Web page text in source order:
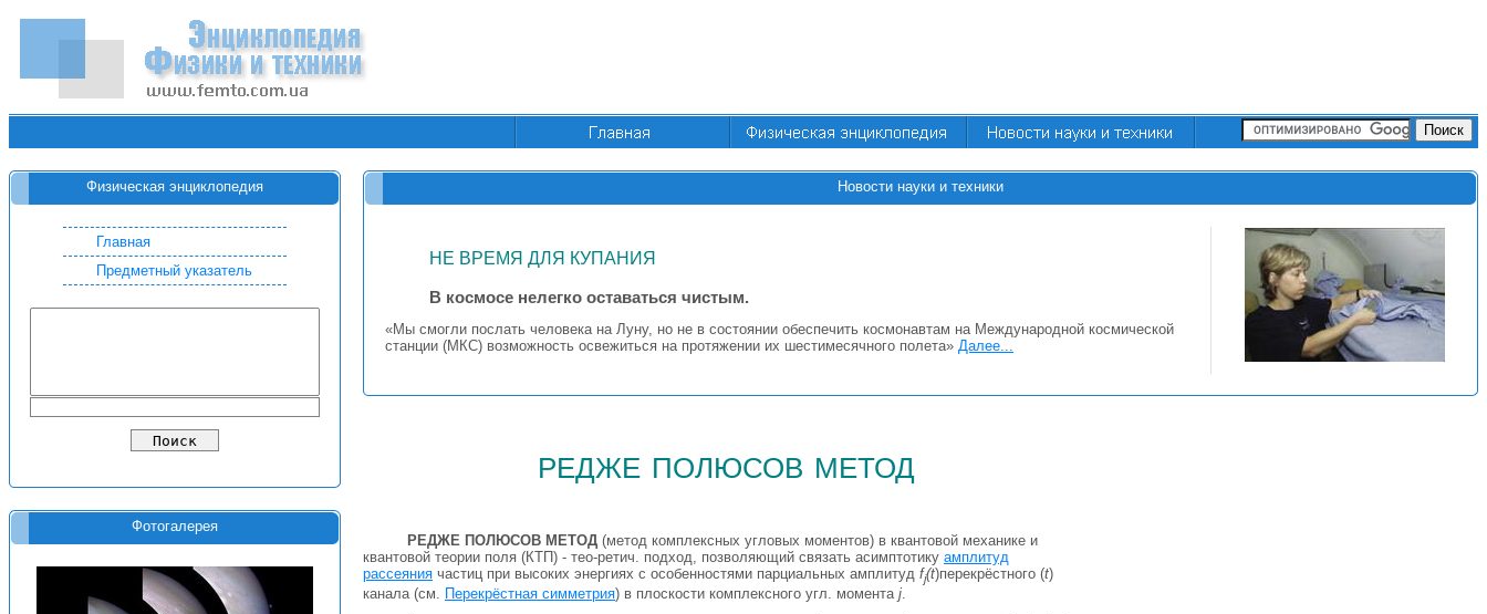
Физическая энциклопедия
Главная
Предметный указатель
Фотогалерея
Новости науки и техники
НЕ ВРЕМЯ ДЛЯ КУПАНИЯ
В космосе нелегко оставаться чистым.
«Мы смогли послать человека на Луну, но не в состоянии обеспечить космонавтам на Международной космической
станции (МКС) возможность освежиться на протяжении их шестимесячного полета» Далее...
редже полюсов метод
РЕДЖЕ ПОЛЮСОВ МЕТОД (метод комплексных угловых моментов) в квантовой механике и
квантовой теории поля (КТП) - тео-ретич. подход, позволяющий связать асимптотику амплитуд
рассеяния частиц при высоких энергиях с особенностями парциальных амплитуд fj(t)перекрёстного (t)
канала (см. Перекрёстная симметрия) в плоскости комплексного угл. момента j